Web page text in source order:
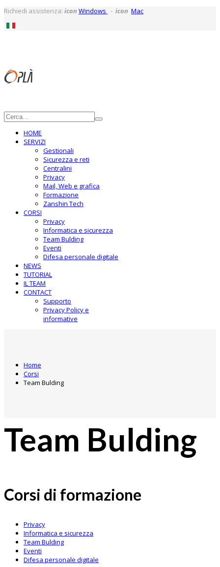
Richiedi assistenza: icon Windows - icon Mac
HOME
SERVIZI
Gestionali
Sicurezza e reti
Centralini
Privacy
Mail, Web e grafica
Formazione
Zanshin Tech
CORSI
Privacy
Informatica e sicurezza
Team Bulding
Eventi
Difesa personale digitale
NEWS
TUTORIAL
IL TEAM
CONTACT
Supporto
Privacy Policy e
informative
Home
Corsi
Team Bulding
Team Bulding
Corsi di formazione
Privacy
Informatica e sicurezza
Team Bulding
Eventi
Difesa personale digitale